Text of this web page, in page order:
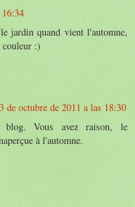
jardin quand vient l'automne,
couleur :)
de octubre de 2011 a las 18:30
blog. Vous avez raison, le
à l'automne.